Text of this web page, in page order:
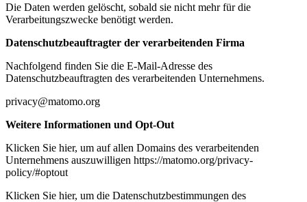
Die Daten werden gelöscht, sobald sie nicht mehr für die
Verarbeitungszwecke benötigt werden.
Datenschutzbeauftragter der verarbeitenden Firma
Nachfolgend finden Sie die E-Mail-Adresse des
Datenschutzbeauftragten des verarbeitenden Unternehmens.
privacy@matomo.org
Weitere Informationen und Opt-Out
Klicken Sie hier, um auf allen Domains des verarbeitenden
Unternehmens auszuwilligen https://matomo.org/privacy-
policy/#optout
Klicken Sie hier, um die Datenschutzbestimmungen des